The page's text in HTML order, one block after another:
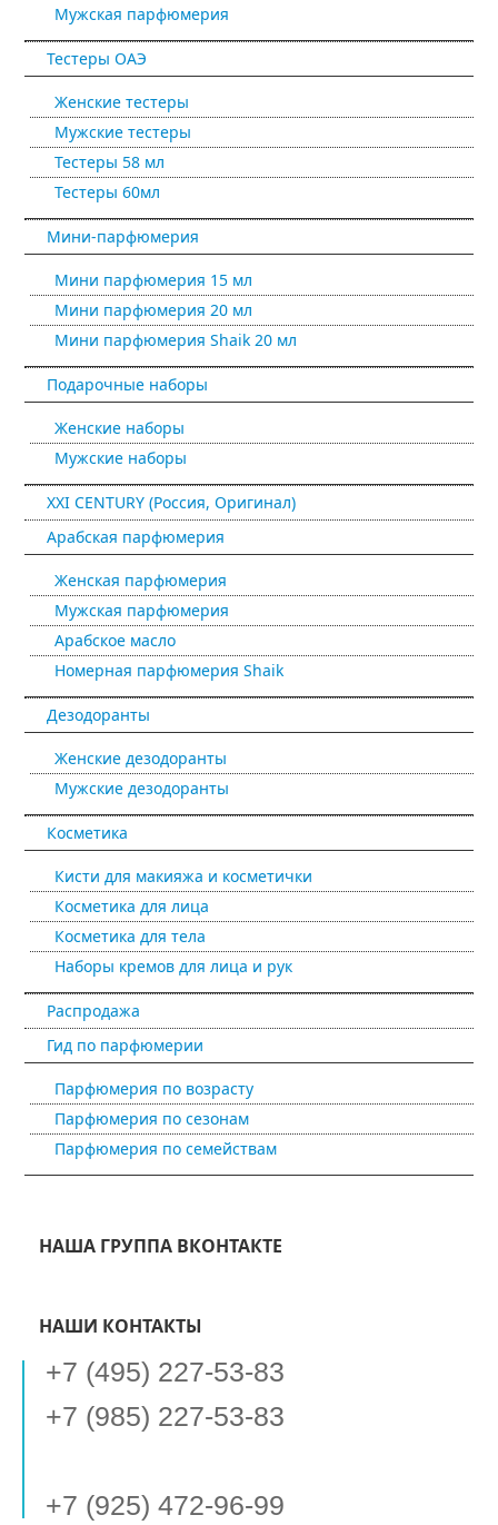
Мужская парфюмерия
Тестеры ОАЭ
Женские тестеры
Мужские тестеры
Тестеры 58 мл
Тестеры 60мл
Мини-парфюмерия
Мини парфюмерия 15 мл
Мини парфюмерия 20 мл
Мини парфюмерия Shaik 20 мл
Подарочные наборы
Женские наборы
Мужские наборы
XXI CENTURY (Россия, Оригинал)
Арабская парфюмерия
Женская парфюмерия
Мужская парфюмерия
Арабское масло
Номерная парфюмерия Shaik
Дезодоранты
Женские дезодоранты
Мужские дезодоранты
Косметика
Кисти для макияжа и косметички
Косметика для лица
Косметика для тела
Наборы кремов для лица и рук
Распродажа
Гид по парфюмерии
Парфюмерия по возрасту
Парфюмерия по сезонам
Парфюмерия по семействам
НАША ГРУППА ВКОНТАКТЕ
НАШИ КОНТАКТЫ
+7 (495) 227-53-83
+7 (985) 227-53-83
+7 (925) 472-96-99